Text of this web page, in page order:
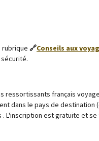
rubrique 🔗Conseils aux
ressortissants français
dans le pays de
. L'inscription est gratuite et se